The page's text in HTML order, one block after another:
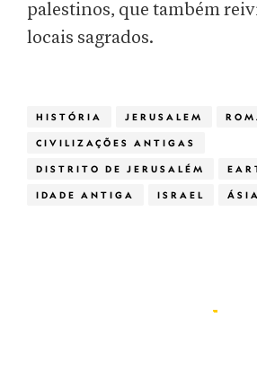
palestinos, que também
locais sagrados.
HISTÓRIA JERUSALEM
CIVILIZAÇÕES ANTIGAS
DISTRITO DE JERUSALÉM
IDADE ANTIGA ISRAEL ÁSIA